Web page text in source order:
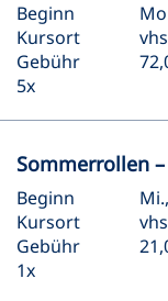
Beginn
Kursort
Gebühr
5x
Sommerrollen
Beginn
Kursort
Gebühr
1x